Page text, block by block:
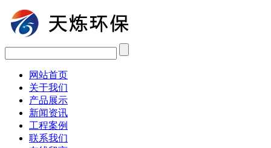
网站首页
关于我们
产品展示
新闻资讯
工程案例
联系我们